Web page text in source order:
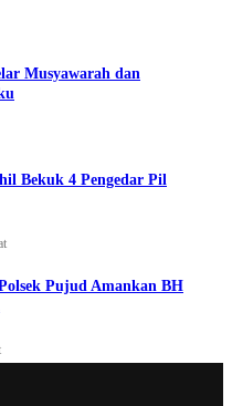
Musyawarah dan
Bekuk 4 Pengedar Pil
Pujud Amankan BH